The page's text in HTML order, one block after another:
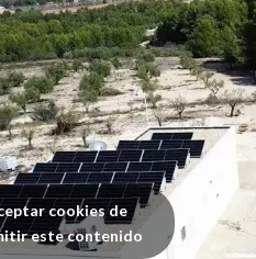
cookies de
este contenido